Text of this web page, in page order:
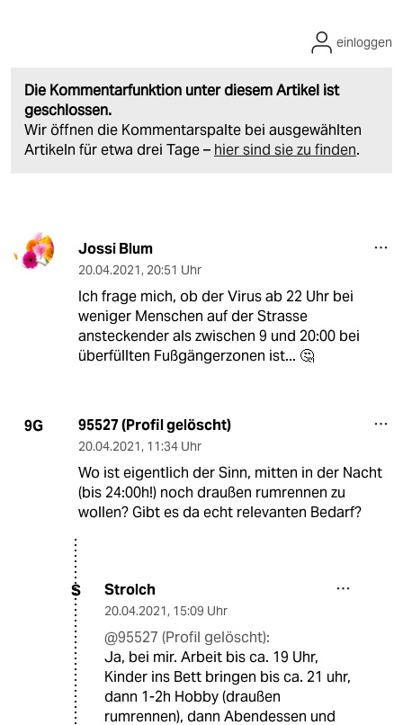
Die Kommentarfunktion unter diesem Artikel ist
geschlossen.
Wir öffnen die Kommentarspalte bei ausgewählten
Artikeln für etwa drei Tage – hier sind sie zu finden.
einloggen
Jossi Blum
20.04.2021, 20:51 Uhr
Ich frage mich, ob der Virus ab 22 Uhr bei
weniger Menschen auf der Strasse
ansteckender als zwischen 9 und 20:00 bei
überfüllten Fußgängerzonen ist... 🤔
9G 95527 (Profil gelöscht)
20.04.2021, 11:34 Uhr
Wo ist eigentlich der Sinn, mitten in der Nacht
(bis 24:00h!) noch draußen rumrennen zu
wollen? Gibt es da echt relevanten Bedarf?
S Strolch
20.04.2021, 15:09 Uhr
@95527 (Profil gelöscht):
Ja, bei mir. Arbeit bis ca. 19 Uhr,
Kinder ins Bett bringen bis ca. 21 uhr,
dann 1-2h Hobby (draußen
rumrennen), dann Abendessen und